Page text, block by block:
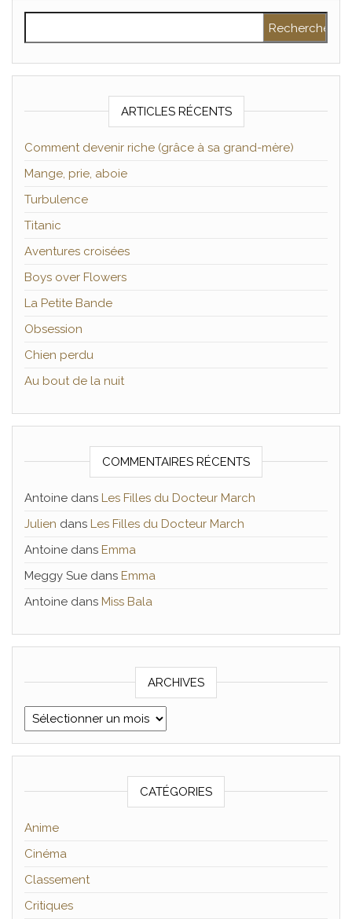
ARTICLES RÉCENTS
Comment devenir riche (grâce à sa grand-mère)
Mange, prie, aboie
Turbulence
Titanic
Aventures croisées
Boys over Flowers
La Petite Bande
Obsession
Chien perdu
Au bout de la nuit
COMMENTAIRES RÉCENTS
Antoine dans Les Filles du Docteur March
Julien dans Les Filles du Docteur March
Antoine dans Emma
Meggy Sue dans Emma
Antoine dans Miss Bala
ARCHIVES
Archives
CATÉGORIES
Anime
Cinéma
Classement
Critiques